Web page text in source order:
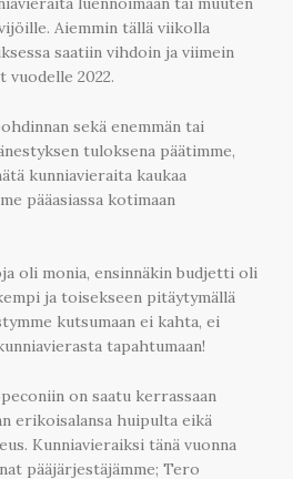
Aiemmin tällä viikolla
saatiin vihdoin ja viimein
vuodelle 2022.
sekä enemmän tai
tuloksena päätimme,
kunniavieraita kaukaa
pääasiassa kotimaan
oli monia, ensinnäkin budjetti oli
ja toisekseen pitäytymällä
kutsumaan ei kahta, ei
tapahtumaan!
on saatu kerrassaan
erikoisalansa huipulta eikä
Kunniavieraiksi tänä vuonna
pääjärjestäjämme; Tero